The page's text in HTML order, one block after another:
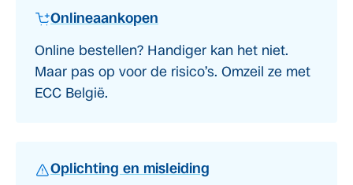
Onlineaankopen
Online bestellen? Handiger kan het niet.
Maar pas op voor de risico’s. Omzeil ze met
ECC België.
Oplichting en misleiding